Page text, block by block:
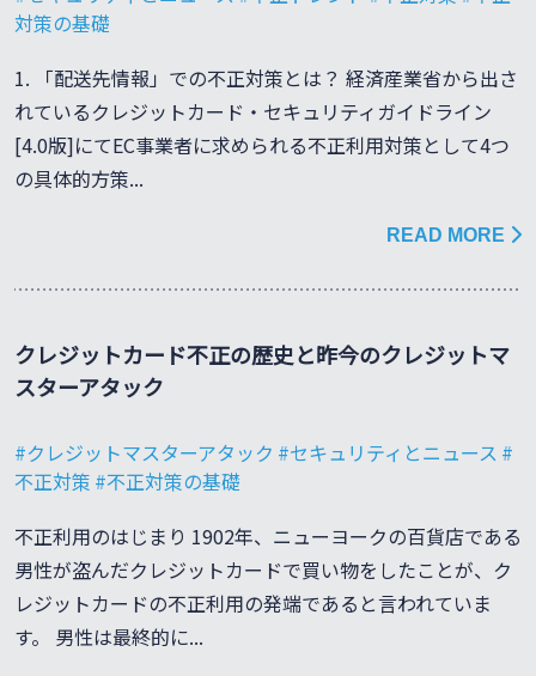
対策の基礎
1. 「配送先情報」での不正対策とは？ 経済産業省から出さ
れているクレジットカード・セキュリティガイドライン
[4.0版]にてEC事業者に求められる不正利用対策として4つ
の具体的方策...
READ MORE
クレジットカード不正の歴史と昨今のクレジットマ
スターアタック
クレジットマスターアタック
セキュリティとニュース
不正対策
不正対策の基礎
不正利用のはじまり 1902年、ニューヨークの百貨店である
男性が盗んだクレジットカードで買い物をしたことが、ク
レジットカードの不正利用の発端であると言われていま
す。 男性は最終的に...